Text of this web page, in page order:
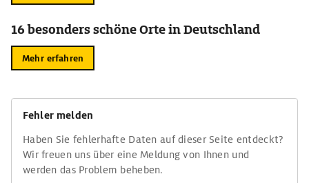
16 besonders schöne Orte in Deutschland
Mehr erfahren
Fehler melden
Haben Sie fehlerhafte Daten auf dieser Seite entdeckt?
Wir freuen uns über eine Meldung von Ihnen und
werden das Problem beheben.